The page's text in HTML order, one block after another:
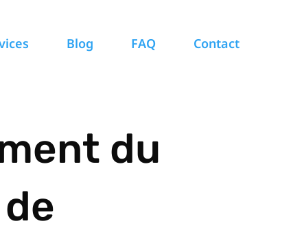
Blog FAQ Contact
du